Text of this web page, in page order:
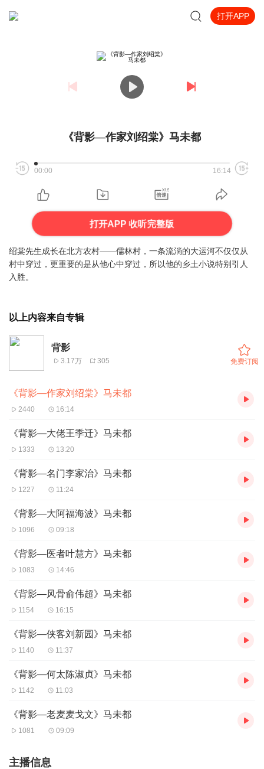
打开APP
《背影—作家刘绍棠》马未都
00:00 16:14
打开APP 收听完整版
绍棠先生成长在北方农村——儒林村，一条流淌的大运河不仅仅从
村中穿过，更重要的是从他心中穿过，所以他的乡土小说特别引人
入胜。
以上内容来自专辑
背影
3.17万 305 免费订阅
《背影—作家刘绍棠》马未都
2440 16:14
《背影—大佬王季迁》马未都
1333 13:20
《背影—名门李家治》马未都
1227 11:24
《背影—大阿福海波》马未都
1096 09:18
《背影—医者叶慧方》马未都
1083 14:46
《背影—风骨俞伟超》马未都
1154 16:15
《背影—侠客刘新园》马未都
1140 11:37
《背影—何太陈淑贞》马未都
1142 11:03
《背影—老麦麦戈文》马未都
1081 09:09
主播信息